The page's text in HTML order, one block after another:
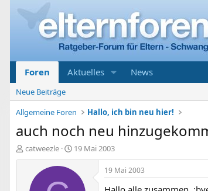
Foren Aktuelles News
Neue Beiträge
Allgemeine Foren
Hallo, ich bin neu hier!
auch noch neu
E
r
catweezle
E
r
s
19 Mai 2003
19 Mai 2003